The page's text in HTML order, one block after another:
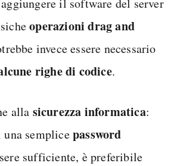
operazioni drag and
invece essere necessario
righe di codice.
alla sicurezza informatica:
semplicepassword
sufficiente, è preferibile